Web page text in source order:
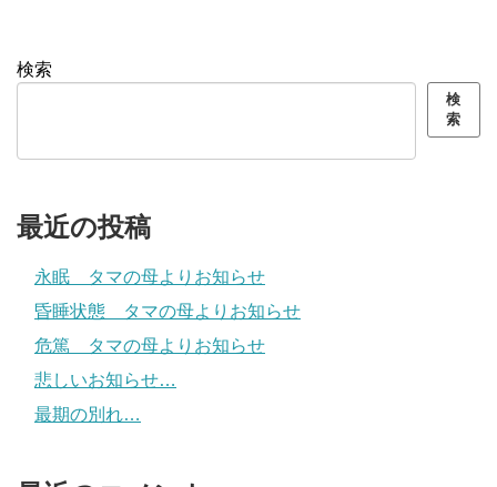
検索
検
索
最近の投稿
永眠 タマの母よりお知らせ
昏睡状態 タマの母よりお知らせ
危篤 タマの母よりお知らせ
悲しいお知らせ…
最期の別れ…